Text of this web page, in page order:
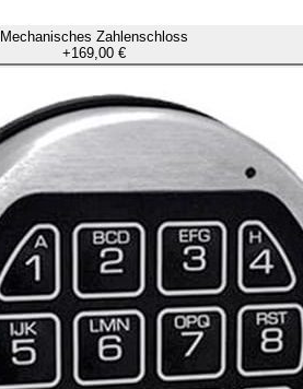
Mechanisches Zahlenschloss
+169,00 €